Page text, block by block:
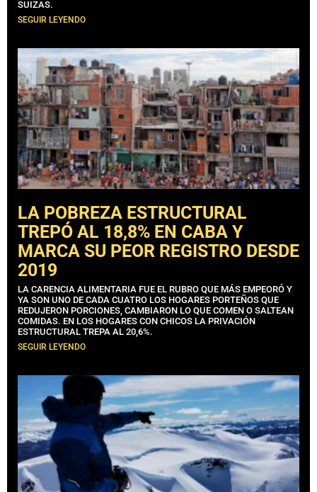
SUIZAS.
SEGUIR LEYENDO
LA POBREZA ESTRUCTURAL
TREPÓ AL 18,8% EN CABA Y
MARCA SU PEOR REGISTRO DESDE
2019
LA CARENCIA ALIMENTARIA FUE EL RUBRO QUE MÁS EMPEORÓ Y
YA SON UNO DE CADA CUATRO LOS HOGARES PORTEÑOS QUE
REDUJERON PORCIONES, CAMBIARON LO QUE COMEN O SALTEAN
COMIDAS. EN LOS HOGARES CON CHICOS LA PRIVACIÓN
ESTRUCTURAL TREPA AL 20,6%.
SEGUIR LEYENDO